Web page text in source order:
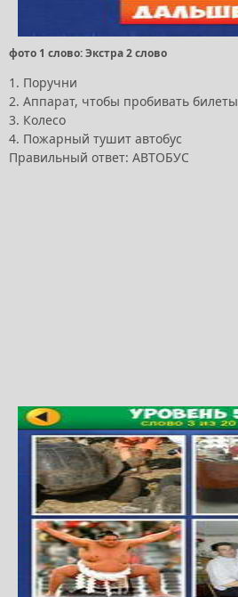
фото 1 слово: Экстра 2 слово
1. Поручни
2. Аппарат, чтобы пробивать билеты
3. Колесо
4. Пожарный тушит автобус
Правильный ответ: АВТОБУС